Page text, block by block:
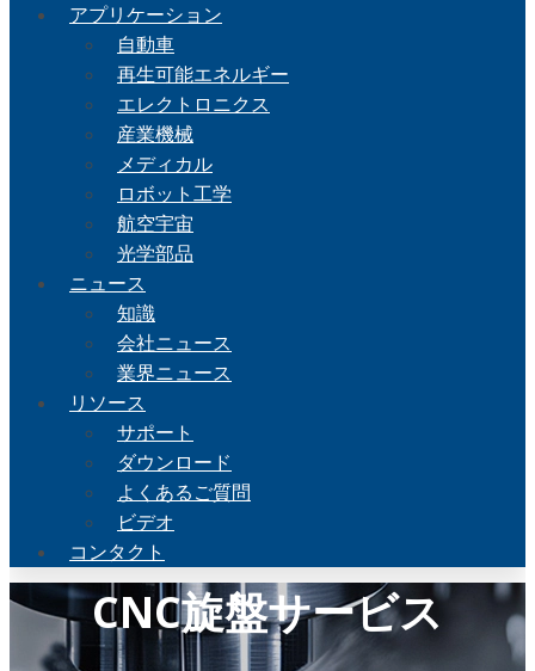
アプリケーション
自動車
再生可能エネルギー
エレクトロニクス
産業機械
メディカル
ロボット工学
航空宇宙
光学部品
ニュース
知識
会社ニュース
業界ニュース
リソース
サポート
ダウンロード
よくあるご質問
ビデオ
コンタクト
CNC旋盤サービス